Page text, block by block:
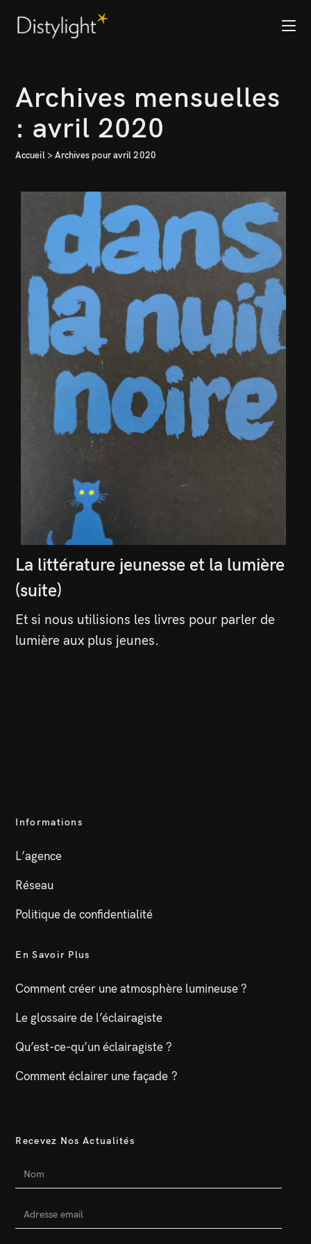
Archives mensuelles
: avril 2020
Accueil>Archives pour avril 2020
La littérature jeunesse et la lumière
(suite)
Et si nous utilisions les livres pour parler de
lumière aux plus jeunes.
Informations
L’agence
Réseau
Politique de confidentialité
En Savoir Plus
Comment créer une atmosphère lumineuse ?
Le glossaire de l’éclairagiste
Qu’est-ce-qu’un éclairagiste ?
Comment éclairer une façade ?
Recevez Nos Actualités